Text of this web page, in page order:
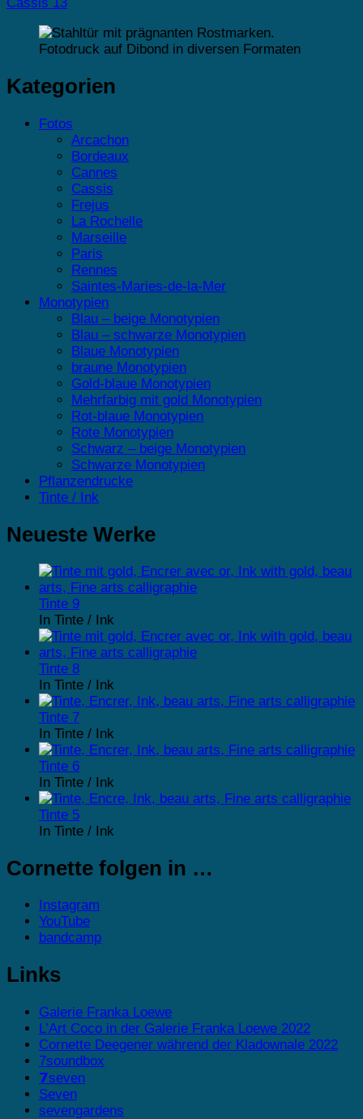
Cassis 13
Kategorien
Fotos
Arcachon
Bordeaux
Cannes
Cassis
Frejus
La Rochelle
Marseille
Paris
Rennes
Saintes-Maries-de-la-Mer
Monotypien
Blau – beige Monotypien
Blau – schwarze Monotypien
Blaue Monotypien
braune Monotypien
Gold-blaue Monotypien
Mehrfarbig mit gold Monotypien
Rot-blaue Monotypien
Rote Monotypien
Schwarz – beige Monotypien
Schwarze Monotypien
Pflanzendrucke
Tinte / Ink
Neueste Werke
Tinte 9
In Tinte / Ink
Tinte 8
In Tinte / Ink
Tinte 7
In Tinte / Ink
Tinte 6
In Tinte / Ink
Tinte 5
In Tinte / Ink
Cornette folgen in …
Instagram
YouTube
bandcamp
Links
Galerie Franka Loewe
L’Art Coco in der Galerie Franka Loewe 2022
Cornette Deegener während der Kladownale 2022
7soundbox
𝟳seven
Seven
sevengardens